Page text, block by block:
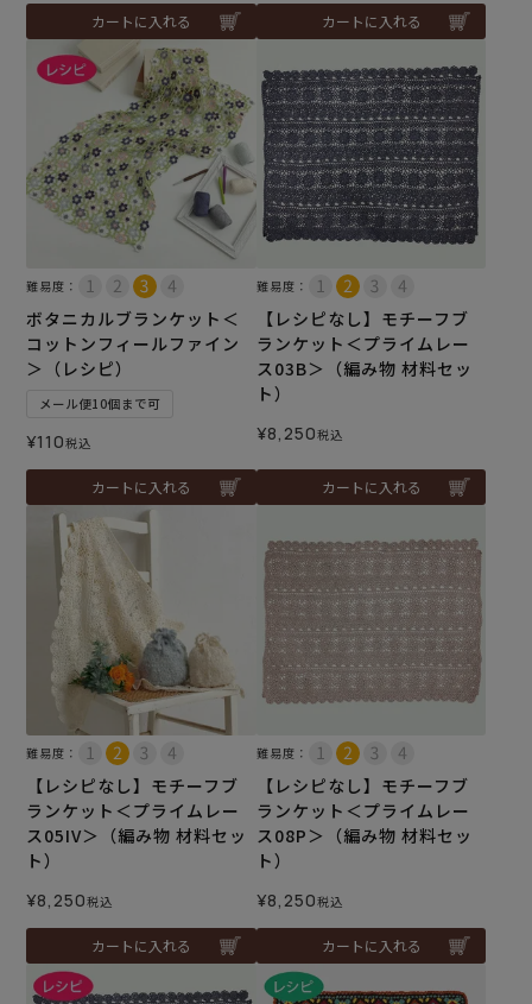
カートに入れる カートに入れる
難易度：
ボタニカルブランケット＜
コットンフィールファイン
＞（レシピ）
メール便10個まで可
¥110税込
カートに入れる
難易度：
【レシピなし】モチーフブ
ランケット＜プライムレー
ス03B＞（編み物 材料セッ
ト）
¥8,250税込
カートに入れる
難易度：
【レシピなし】モチーフブ
ランケット＜プライムレー
ス05IV＞（編み物 材料セッ
ト）
¥8,250税込
カートに入れる
難易度：
【レシピなし】モチーフブ
ランケット＜プライムレー
ス08P＞（編み物 材料セッ
ト）
¥8,250税込
カートに入れる